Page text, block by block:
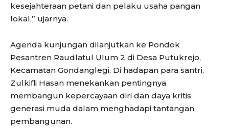
kesejahteraan petani dan pelaku usaha pangan
lokal,” ujarnya.
Agenda kunjungan dilanjutkan ke Pondok
Pesantren Raudlatul Ulum 2 di Desa Putukrejo,
Kecamatan Gondanglegi. Di hadapan para santri,
Zulkifli Hasan menekankan pentingnya
membangun kepercayaan diri dan daya kritis
generasi muda dalam menghadapi tantangan
pembangunan.